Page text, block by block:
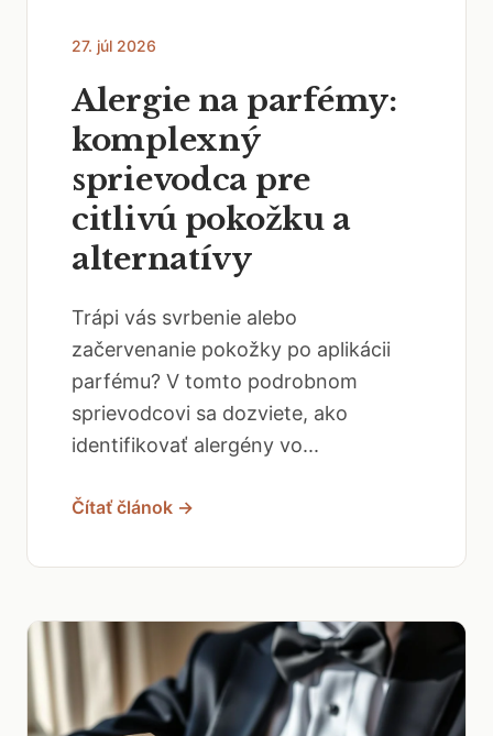
27. júl 2026
Alergie na parfémy:
komplexný
sprievodca pre
citlivú pokožku a
alternatívy
Trápi vás svrbenie alebo
začervenanie pokožky po aplikácii
parfému? V tomto podrobnom
sprievodcovi sa dozviete, ako
identifikovať alergény vo...
Čítať článok →